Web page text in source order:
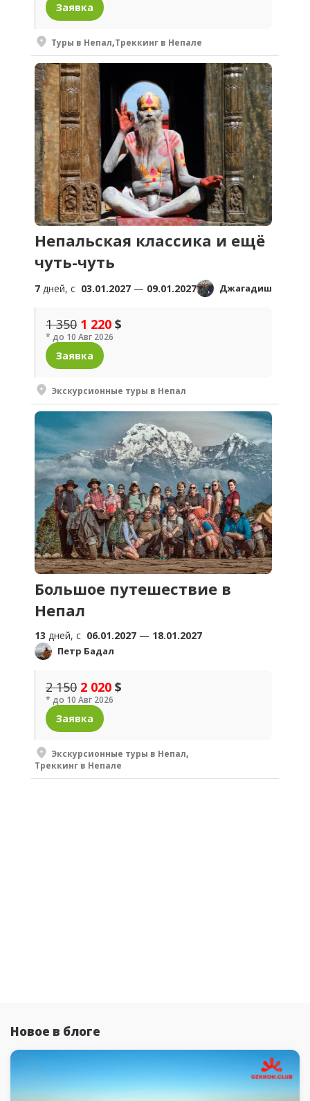
Заявка
Туры в Непал,Треккинг в Непале
Непальская классика и ещё
чуть-чуть
7 дней, c 03.01.2027 — 09.01.2027 Джагадиш
1 350 1 220 $
* до 10 Авг 2026
Заявка
Экскурсионные туры в Непал
Большое путешествие в
Непал
13 дней, c 06.01.2027 — 18.01.2027
Петр Бадал
2 150 2 020 $
* до 10 Авг 2026
Заявка
Экскурсионные туры в Непал,
Треккинг в Непале
Новое в блоге